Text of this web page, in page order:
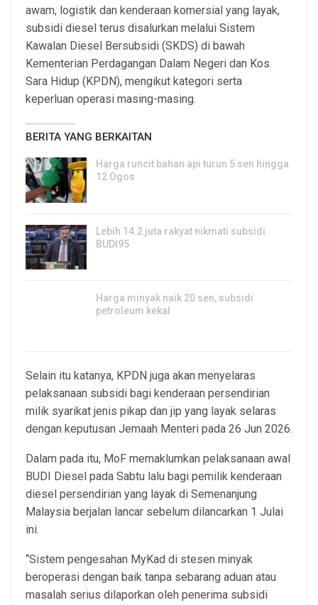
awam, logistik dan kenderaan komersial yang layak,
subsidi diesel terus disalurkan melalui Sistem
Kawalan Diesel Bersubsidi (SKDS) di bawah
Kementerian Perdagangan Dalam Negeri dan Kos
Sara Hidup (KPDN), mengikut kategori serta
keperluan operasi masing-masing.
BERITA YANG BERKAITAN
Harga runcit bahan api turun 5 sen hingga
12 Ogos
Lebih 14.2 juta rakyat nikmati subsidi
BUDI95
Harga minyak naik 20 sen, subsidi
petroleum kekal
Selain itu katanya, KPDN juga akan menyelaras
pelaksanaan subsidi bagi kenderaan persendirian
milik syarikat jenis pikap dan jip yang layak selaras
dengan keputusan Jemaah Menteri pada 26 Jun 2026.
Dalam pada itu, MoF memaklumkan pelaksanaan awal
BUDI Diesel pada Sabtu lalu bagi pemilik kenderaan
diesel persendirian yang layak di Semenanjung
Malaysia berjalan lancar sebelum dilancarkan 1 Julai
ini.
“Sistem pengesahan MyKad di stesen minyak
beroperasi dengan baik tanpa sebarang aduan atau
masalah serius dilaporkan oleh penerima subsidi